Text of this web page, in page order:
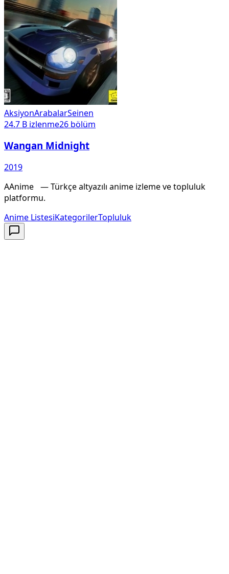
AksiyonArabalarSeinen
24.7 B izlenme26 bölüm
Wangan Midnight
2019
AAnime — Türkçe altyazılı anime izleme ve topluluk
platformu.
Anime ListesiKategorilerTopluluk